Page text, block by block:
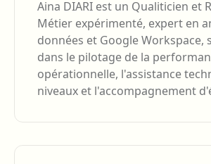
Aina DIARI est un Qualiticien et
Métier expérimenté, expert en
données et Google Workspace,
dans le pilotage de la
opérationnelle, l'assistance
niveaux et l'accompagnement